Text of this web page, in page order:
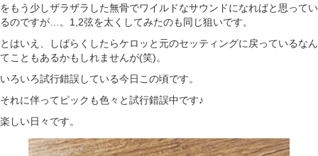
をもう少しザラザラした無骨でワイルドなサウンドになればと思ってい
るのですが…。1,2弦を太くしてみたのも同じ狙いです。
とはいえ、しばらくしたらケロッと元のセッティングに戻っているなん
てこともあるかもしれませんが(笑)。
いろいろ試行錯誤している今日この頃です。
それに伴ってピックも色々と試行錯誤中です♪
楽しい日々です。